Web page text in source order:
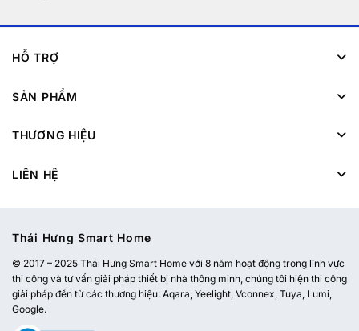
HỖ TRỢ
SẢN PHẨM
THƯƠNG HIỆU
LIÊN HỆ
Thái Hưng Smart Home
© 2017 – 2025 Thái Hưng Smart Home với 8 năm hoạt động trong lĩnh vực
thi công và tư vấn giải pháp thiết bị nhà thông minh, chúng tôi hiện thi công
giải pháp đến từ các thương hiệu: Aqara, Yeelight, Vconnex, Tuya, Lumi,
Google.